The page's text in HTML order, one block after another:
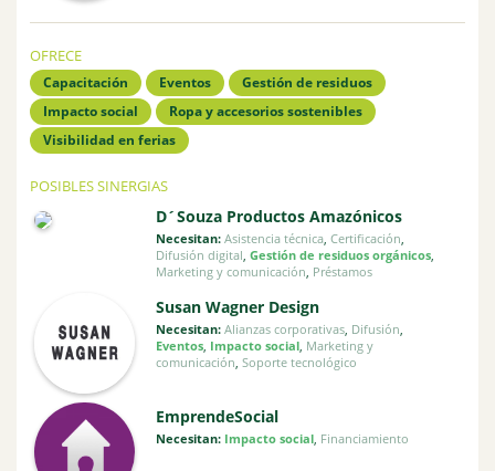
OFRECE
Capacitación Eventos
Gestión de residuos
Impacto social
Ropa y accesorios sostenibles
Visibilidad en ferias
POSIBLES SINERGIAS
D´Souza Productos Amazónicos
Necesitan: Asistencia técnica, Certificación,
Difusión digital, Gestión de residuos orgánicos,
Marketing y comunicación, Préstamos
Susan Wagner Design
Necesitan: Alianzas corporativas, Difusión,
Eventos, Impacto social, Marketing y
comunicación, Soporte tecnológico
EmprendeSocial
Necesitan: Impacto social, Financiamiento